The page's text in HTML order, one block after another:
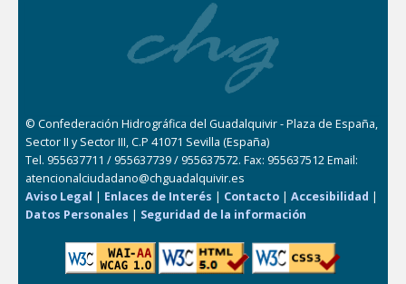
© Confederación Hidrográfica del Guadalquivir - Plaza de España,
Sector II y Sector III, C.P 41071 Sevilla (España)
Tel. 955637711 / 955637739 / 955637572. Fax: 955637512 Email:
atencionalciudadano@chguadalquivir.es
Aviso Legal | Enlaces de Interés | Contacto |Accesibilidad |
Datos Personales | Seguridad de la información